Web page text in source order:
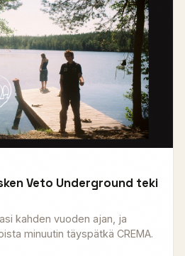
Veto Underground teki
kahden vuoden ajan, ja
minuutin täyspätkä CREMA.